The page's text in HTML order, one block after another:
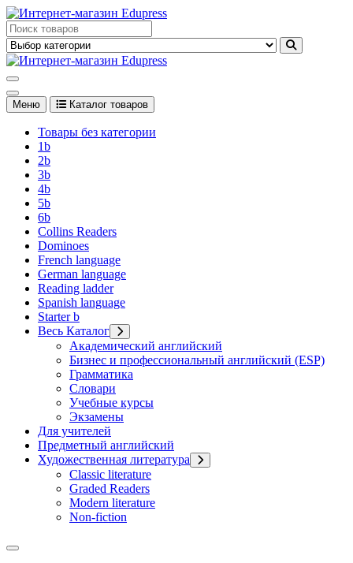
Перейти
к
содержимому
Edupress Uzbekistan, Edupress Узбекистан, книги, учебники на
английском языке
английском языке
Меню Каталог товаров
Товары без категории
1b
2b
3b
4b
5b
6b
Collins Readers
Dominoes
French language
German language
Reading ladder
Spanish language
Starter b
Весь Каталог
Академический английский
Бизнес и профессиональный английский (ESP)
Грамматика
Словари
Учебные курсы
Экзамены
Для учителей
Предметный английский
Художественная литература
Classic literature
Graded Readers
Modern literature
Non-fiction